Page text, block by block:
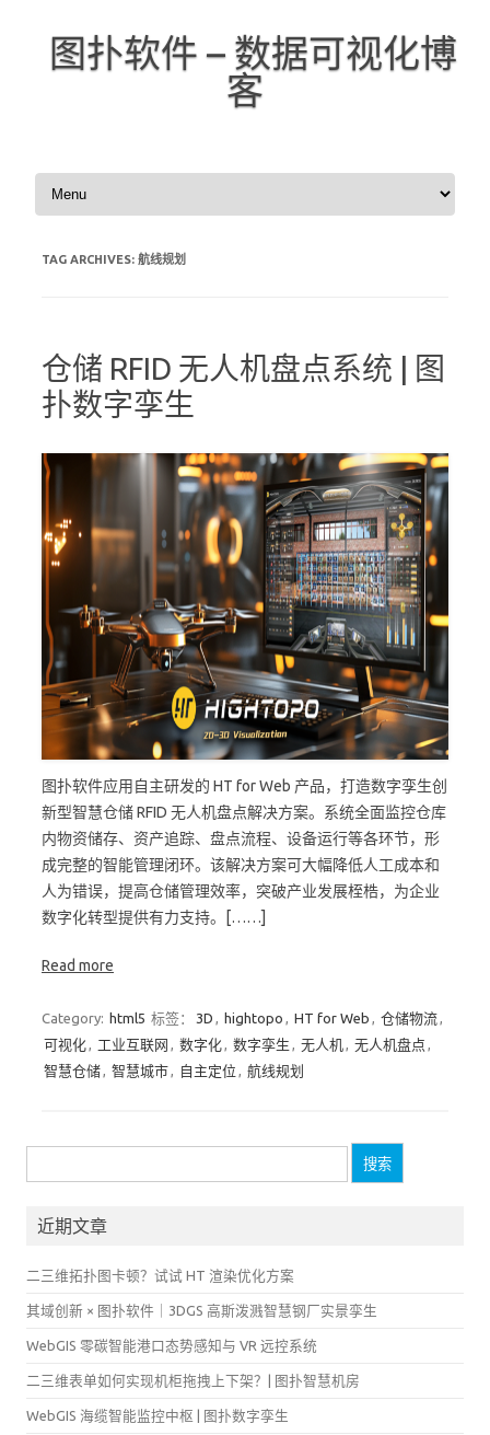
图扑软件 – 数据可视化博
客
Skip to content
TAG ARCHIVES: 航线规划
仓储 RFID 无人机盘点系统 | 图
扑数字孪生
图扑软件应用自主研发的 HT for Web 产品，打造数字孪生创
新型智慧仓储 RFID 无人机盘点解决方案。系统全面监控仓库
内物资储存、资产追踪、盘点流程、设备运行等各环节，形
成完整的智能管理闭环。该解决方案可大幅降低人工成本和
人为错误，提高仓储管理效率，突破产业发展桎梏，为企业
数字化转型提供有力支持。[……]
Read more
Category: html5 标签： 3D , hightopo , HT for Web , 仓储物流,
可视化, 工业互联网 , 数字化, 数字孪生 , 无人机, 无人机盘点 ,
智慧仓储, 智慧城市, 自主定位 , 航线规划
索：
近期文章
二三维拓扑图卡顿？试试 HT 渲染优化方案
其域创新 × 图扑软件｜3DGS 高斯泼溅智慧钢厂实景孪生
WebGIS 零碳智能港口态势感知与 VR 远控系统
二三维表单如何实现机柜拖拽上下架？| 图扑智慧机房
WebGIS 海缆智能监控中枢 | 图扑数字孪生